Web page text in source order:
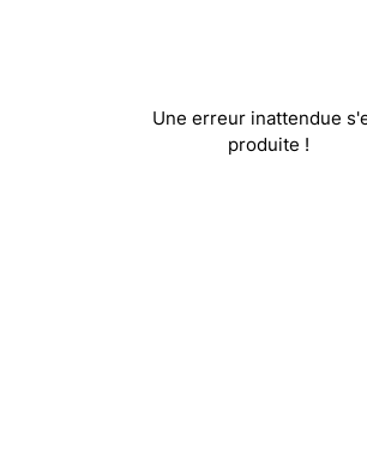
Une erreur inattendue
produite !